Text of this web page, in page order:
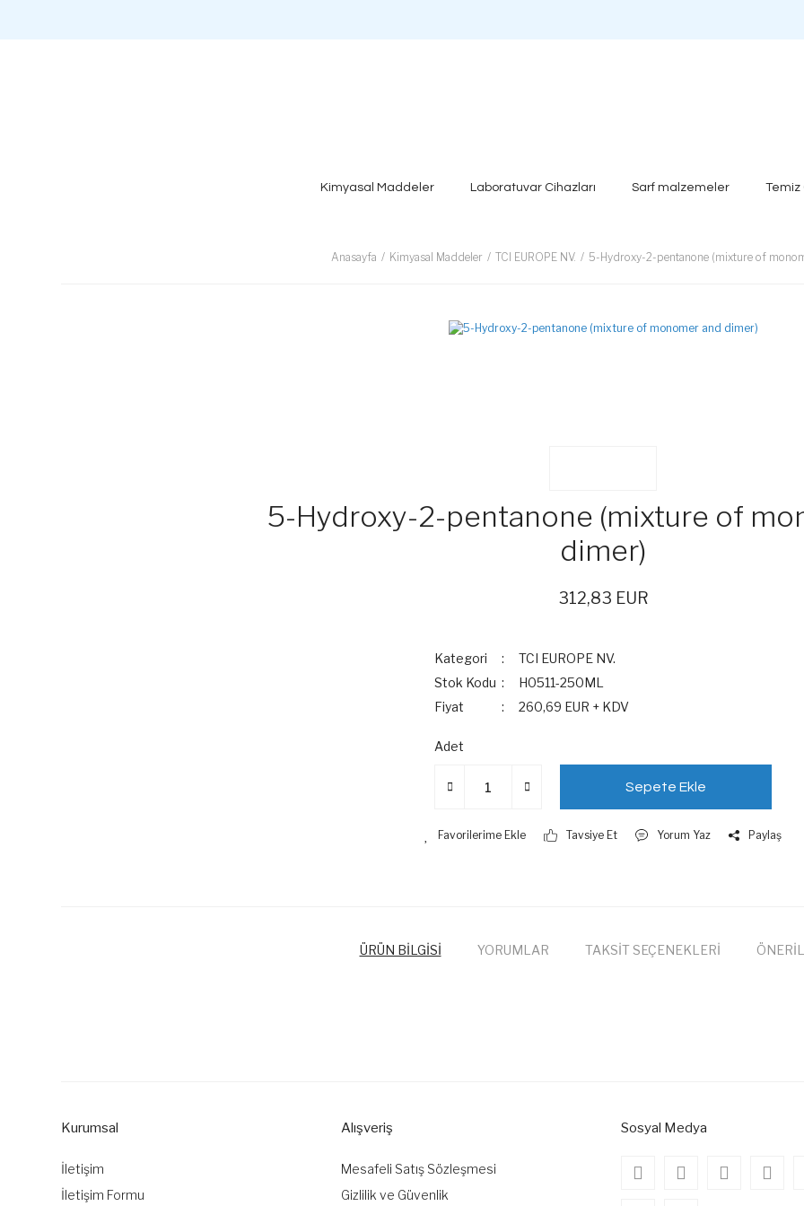
Kimyasal Maddeler Laboratuvar Cihazları Sarf malzemeler Temiz
Anasayfa Kimyasal Maddeler TCI EUROPE NV. 5-Hydroxy-2-pentanone (mixture of
5-Hydroxy-2-pentanone (mixture of
dimer)
312,83 EUR
Kategori
TCI EUROPE NV.
Stok Kodu
H0511-250ML
Fiyat
260,69 EUR + KDV
Adet
Sepete Ekle
Tavsiye Et Yorum Yaz Paylaş
ÜRÜN BİLGİSİ YORUMLAR TAKSİT SEÇENEKLERİ
Ürün bilgilerinde hatalar bulunuyor.
Bu ürüne benzer farklı alternatifler olmalı.
Kurumsal
İletişim
İletişim Formu
Alışveriş
Mesafeli Satış Sözleşmesi
Gizlilik ve Güvenlik
Sosyal Medya